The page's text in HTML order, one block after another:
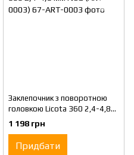
Заклепочник з поворотною
головкою Licota 360 2,4-4,8
мм NCG (ART-0003)
1 198 грн
Придбати